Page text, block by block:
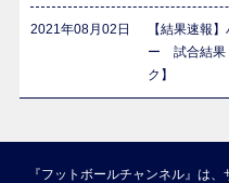
2021年08月02日
【結果速報
ー 試合結果
ク】
『フットボールチャンネル』は